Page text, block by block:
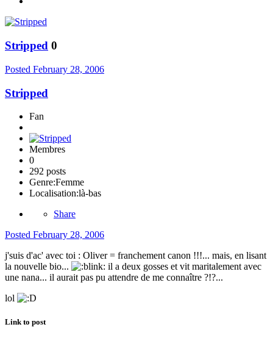
Stripped 0
Posted February 28, 2006
Stripped
Fan
Membres
0
292 posts
Genre:Femme
Localisation:là-bas
Share
Posted February 28, 2006
j'suis d'ac' avec toi : Oliver = franchement canon !!!... mais, en lisant
la nouvelle bio...
il a deux gosses et vit maritalement avec
une nana... il aurait pas pu attendre de me connaître ?!?...
lol
Link to post